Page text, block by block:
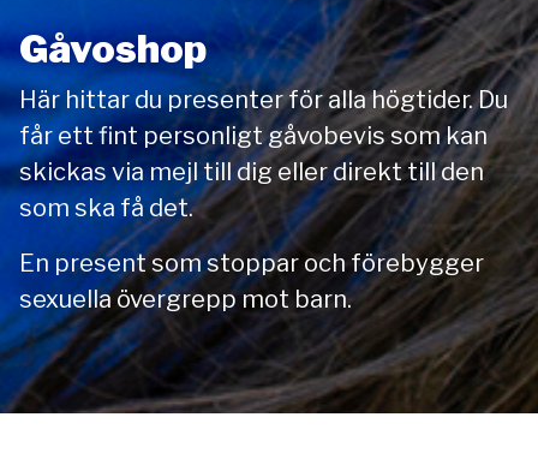
Gåvoshop
Här hittar du presenter för alla högtider. Du
får ett fint personligt gåvobevis som kan
skickas via mejl till dig eller direkt till den
som ska få det.
En present som stoppar och förebygger
sexuella övergrepp mot barn.